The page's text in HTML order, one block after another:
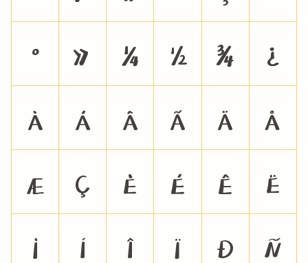
º
» ¼ ½ ¾
¿
À
Á Â Ã Ä
Å
Æ
Ç È É Ê
Ë
Ì
Í Î Ï Ð
Ñ